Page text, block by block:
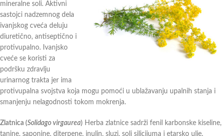
mineralne soli. Aktivni
sastojci nadzemnog dela
ivanjskog cveća deluju
diuretično, antiseptično i
protivupalno. Ivanjsko
cveće se koristi za
podršku zdravlju
urinarnog trakta jer ima
protivupalna svojstva koja mogu pomoći u ublažavanju upalnih stanja i
smanjenju nelagodnosti tokom mokrenja.
Zlatnica (Solidago virgaurea) Herba zlatnice sadrži fenil karbonske kiseline,
tanine, saponine, diterpene, inulin, sluzi, soli silicijuma i etarsko ulje.